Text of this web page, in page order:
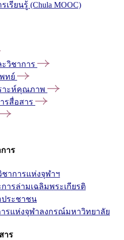
รียนรู้ (Chula MOOC)
วิชาการ
ทย์
าะห์คุณภาพ
รสื่อสาร
าร
าการแห่งจุฬาฯ
ารล่ามเฉลิมพระเกียรติ
ระชาชน
รแห่งจุฬาลงกรณ์มหาวิทยาลัย
าร